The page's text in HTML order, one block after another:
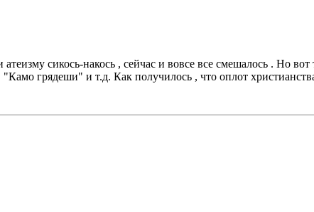
сикось-накось , сейчас и вовсе все смешалось . Но
грядеши" и т.д. Как получилось , что оплот